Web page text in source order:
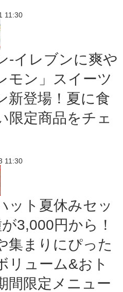
11:30
‐イレブンに爽や
モン」スイーツ
新登場！夏に食
限定商品をチェ
11:30
ット夏休みセッ
が3,000円から！
集まりにぴった
リューム&おト
間限定メニュー